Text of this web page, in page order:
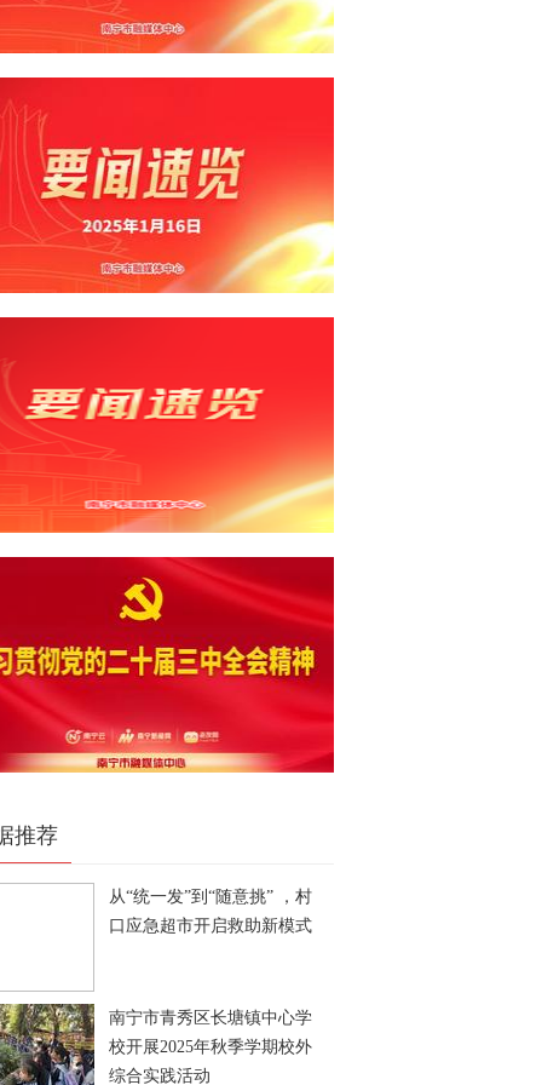
推荐
从“统一发”到“随意挑” ，村
口应急超市开启救助新模式
南宁市青秀区长塘镇中心学
校开展2025年秋季学期校外
综合实践活动